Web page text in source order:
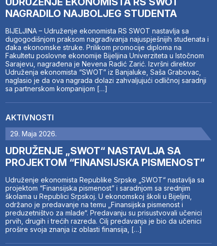
NAGRADILO NAJBOLJEG STUDENTA
BIJELJINA – Udruženje ekonomista RS SWOT nastavlja sa
dugogodišnjom praksom nagrađivanja najuspješnijih studenata i
đaka ekonomske struke. Prilikom promocije diploma na
Fakultetu poslovne ekonomije Bijeljina Univerziteta u Istočnom
Sarajevu, nagrađena je Nevena Radić Zarić. Izvršni direktor
Udruženja ekonomista “SWOT” iz Banjaluke, Saša Grabovac,
naglasio je da ova nagrada dolazi zahvaljujući odličnoj saradnji
sa partnerskom kompanijom […]
AKTIVNOSTI
29. Maja 2026.
UDRUŽENJE „SWOT“ NASTAVLJA SA
PROJEKTOM “FINANSIJSKA PISMENOST”
Udruženje ekonomista Republike Srpske „SWOT“ nastavlja sa
projektom “Finansijska pismenost” i saradnjom sa srednjim
školama u Republici Srpskoj. U ekonomskoj školi u Bijeljini,
održano je predavanje na temu „Finansijska pismenost i
preduzetništvo za mlade“. Predavanju su prisustvovali učenici
prvih, drugih i trećih razreda. Cilj predavanja je bio da učenici
prošire svoja znanja iz oblasti finansija, […]